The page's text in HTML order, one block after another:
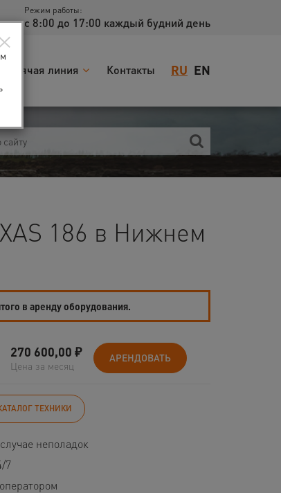
Режим работы:
с 8:00 до 17:00 каждый будний день
RU EN
Горячая линия Контакты
186 в Нижнем
в аренду оборудования.
270 600,00 ₽
Цена за месяц
АРЕНДОВАТЬ
ТЕХНИКИ
неполадок
7